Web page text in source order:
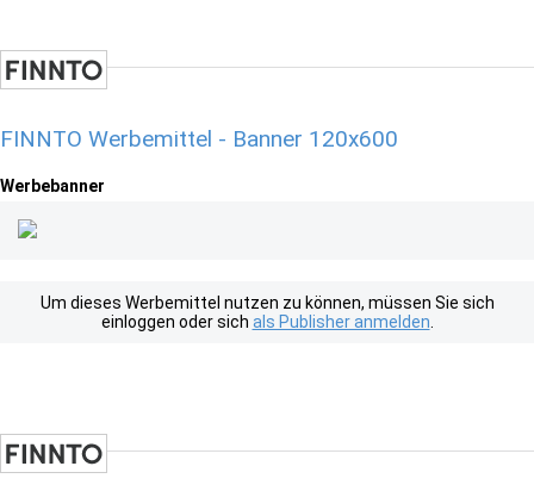
FINNTO Werbemittel - Banner 120x600
Werbebanner
Um dieses Werbemittel nutzen zu können, müssen Sie sich
einloggen oder sich als Publisher anmelden